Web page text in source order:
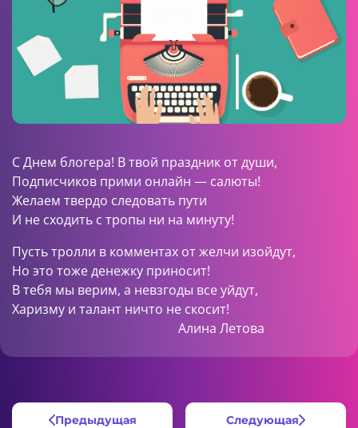
С Днем блогера! В твой праздник от души,
Подписчиков прими онлайн — салюты!
Желаем твердо следовать пути
И не сходить с тропы ни на минуту!
Пусть тролли в комментах от желчи изойдут,
Но это тоже денежку приносит!
В тебя мы верим, а невзгоды все уйдут,
Харизму и талант ничто не скосит!
Алина Летова
Предыдущая Следующая